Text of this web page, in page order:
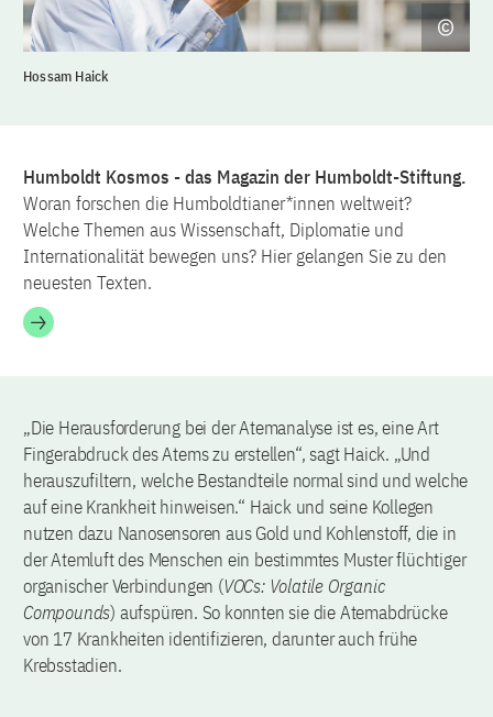
Hossam Haick
Humboldt Kosmos - das Magazin der Humboldt-Stiftung.
Woran forschen die Humboldtianer*innen weltweit?
Welche Themen aus Wissenschaft, Diplomatie und
Internationalität bewegen uns? Hier gelangen Sie zu den
neuesten Texten.
„Die Herausforderung bei der Atemanalyse ist es, eine Art
Fingerabdruck des Atems zu erstellen“, sagt Haick. „Und
herauszufiltern, welche Bestandteile normal sind und welche
auf eine Krankheit hinweisen.“ Haick und seine Kollegen
nutzen dazu Nanosensoren aus Gold und Kohlenstoff, die in
der Atemluft des Menschen ein bestimmtes Muster flüchtiger
organischer Verbindungen (VOCs: Volatile Organic
Compounds) aufspüren. So konnten sie die Atemabdrücke
von 17 Krankheiten identifizieren, darunter auch frühe
Krebsstadien.